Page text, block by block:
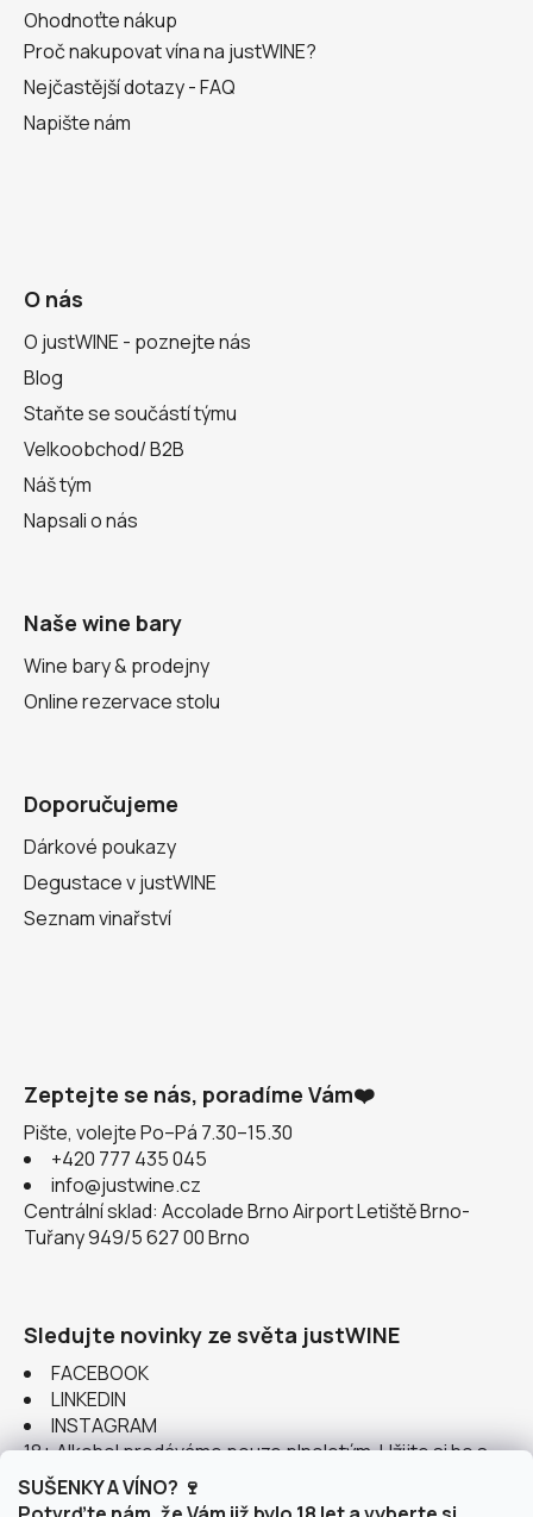
SUŠENKY A VÍNO? 🍷
Ohodnoťte nákup
Proč nakupovat vína na justWINE?
Nejčastější dotazy - FAQ
Napište nám
O nás
O justWINE - poznejte nás
Blog
Staňte se součástí týmu
Velkoobchod/ B2B
Náš tým
Napsali o nás
Naše wine bary
Wine bary & prodejny
Online rezervace stolu
Doporučujeme
Dárkové poukazy
Degustace v justWINE
Seznam vinařství
Zeptejte se nás, poradíme Vám❤️
Pište, volejte Po–Pá 7.30–15.30
+420 777 435 045
info@justwine.cz
Centrální sklad: Accolade Brno Airport Letiště Brno-
Tuřany 949/5 627 00 Brno
Sledujte novinky ze světa justWINE
FACEBOOK
LINKEDIN
INSTAGRAM
18+ Alkohol prodáváme pouze plnoletým. Užijte si ho s
rozumem.